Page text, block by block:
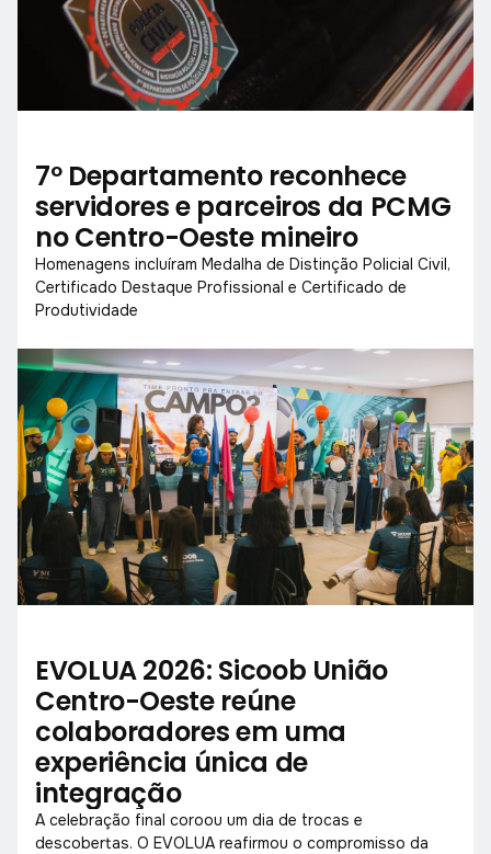
7º Departamento reconhece
servidores e parceiros da PCMG
no Centro-Oeste mineiro
Homenagens incluíram Medalha de Distinção Policial Civil,
Certificado Destaque Profissional e Certificado de
Produtividade
EVOLUA 2026: Sicoob União
Centro-Oeste reúne
colaboradores em uma
experiência única de
integração
A celebração final coroou um dia de trocas e
descobertas. O EVOLUA reafirmou o compromisso da